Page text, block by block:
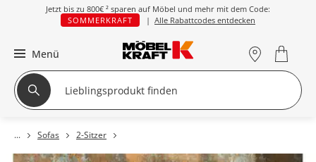
Jetzt bis zu 800€ ² sparen auf Möbel und mehr mit dem Code:
SOMMERKRAFT
| Alle Rabattcodes entdecken
Menü
Sofas 2-Sitzer